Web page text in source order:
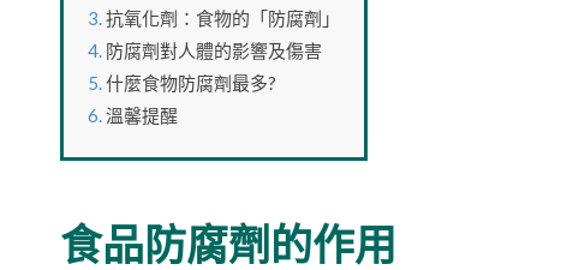
抗氧化劑：食物的「防腐劑」
防腐劑對人體的影響及傷害
什麼食物防腐劑最多?
溫馨提醒
食品防腐劑的作用